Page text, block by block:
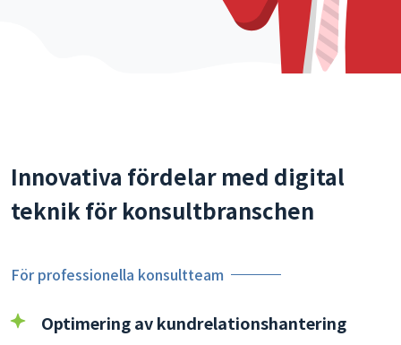
Innovativa fördelar med digital
teknik för konsultbranschen
För professionella konsultteam
Optimering av kundrelationshantering